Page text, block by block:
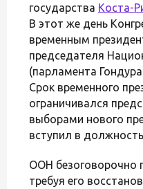
государства Коста-
В этот же день
временным
председателя
(парламента
Срок временного
ограничивался
выборами нового
вступил в
ООН безоговорочно
требуя его